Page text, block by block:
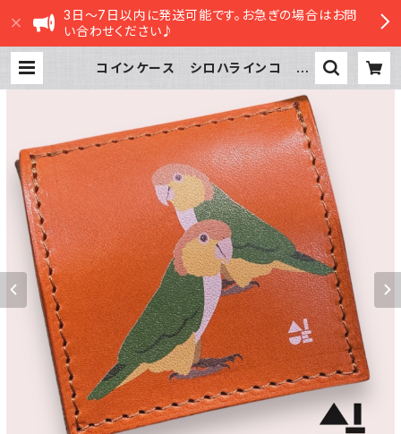
3日～7日以内に発送可能です。お急ぎの場合はお問
い合わせください♪
コインケース シロハラインコ 2
| sasatte STORE|ささってストア